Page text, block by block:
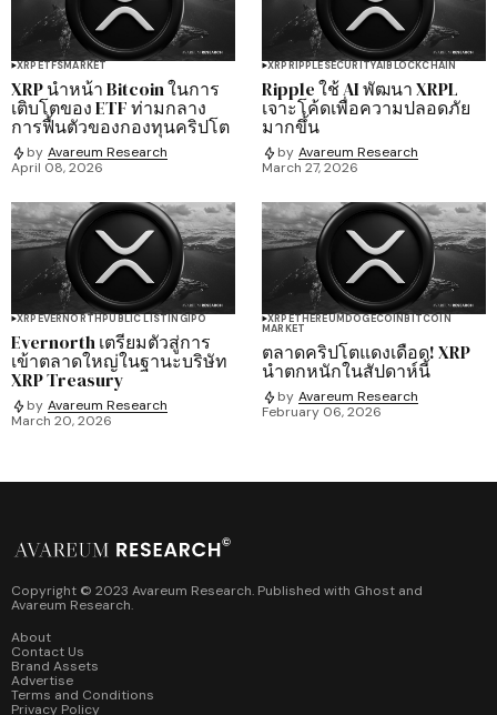
XRPETFSMARKET
XRP นำหน้า Bitcoin ในการ
เติบโตของ ETF ท่ามกลาง
การฟื้นตัวของกองทุนคริปโต
by Avareum Research
April 08, 2026
XRPRIPPLESECURITYAIBLOCKCHAIN
Ripple ใช้ AI พัฒนา XRPL
เจาะโค้ดเพื่อความปลอดภัย
มากขึ้น
by Avareum Research
March 27, 2026
XRPEVERNORTHPUBLIC LISTINGIPO
Evernorth เตรียมตัวสู่การ
เข้าตลาดใหญ่ในฐานะบริษัท
XRP Treasury
by Avareum Research
March 20, 2026
XRPETHEREUMDOGECOINBITCOIN
MARKET
ตลาดคริปโตแดงเดือด! XRP
นำตกหนักในสัปดาห์นี้
by Avareum Research
February 06, 2026
Copyright © 2023 Avareum Research. Published with Ghost and
Avareum Research.
About
Contact Us
Brand Assets
Advertise
Terms and Conditions
Privacy Policy